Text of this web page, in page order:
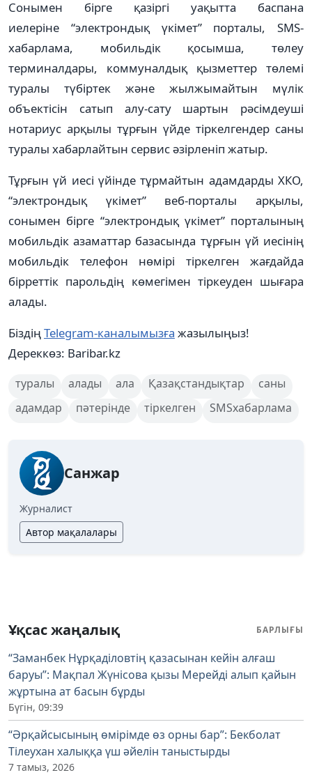
Сонымен бірге қазіргі уақытта баспана
иелеріне “электрондық үкімет” порталы, SMS-
хабарлама, мобильдік қосымша, төлеу
терминалдары, коммуналдық қызметтер төлемі
туралы түбіртек және жылжымайтын мүлік
объектісін сатып алу-сату шартын рәсімдеуші
нотариус арқылы тұрғын үйде тіркелгендер саны
туралы хабарлайтын сервис әзірленіп жатыр.
Тұрғын үй иесі үйінде тұрмайтын адамдарды ХКО,
“электрондық үкімет” веб-порталы арқылы,
сонымен бірге “электрондық үкімет” порталының
мобильдік азаматтар базасында тұрғын үй иесінің
мобильдік телефон нөмірі тіркелген жағдайда
бірреттік парольдің көмегімен тіркеуден шығара
алады.
БіздіңTelegram-каналымызға жазылыңыз!
Дереккөз: Baribar.kz
туралы алады ала Қазақстандықтар
саны
адамдар
пәтерінде тіркелген SMSхабарлама
Санжар
Журналист
Автор мақалалары
Ұқсас жаңалық БАРЛЫҒЫ
“Заманбек Нұрқаділовтің қазасынан кейін алғаш
баруы”: Мақпал Жүнісова қызы Мерейді алып қайын
жұртына ат басын бұрды
Бүгін, 09:39
“Әрқайсысының өмірімде өз орны бар”: Бекболат
Тілеухан халыққа үш әйелін таныстырды
7 тамыз, 2026